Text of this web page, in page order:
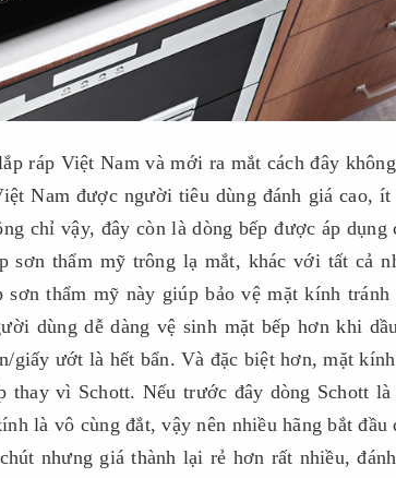
ráp Việt Nam và mới ra mắt cách đây
Nam được người tiêu dùng đánh giá cao, ít
chỉ vậy, đây còn là dòng bếp được áp dụng
sơn thẩm mỹ trông lạ mắt, khác với tất cả
thẩm mỹ này giúp bảo vệ mặt kính tránh
dùng dễ dàng vệ sinh mặt bếp hơn khi
giấy ướt là hết bẩn. Và đặc biệt hơn, mặt
thay vì Schott. Nếu trước đây dòng Schott là
là vô cùng đắt, vậy nên nhiều hãng bắt đầu
nhưng giá thành lại rẻ hơn rất nhiều,